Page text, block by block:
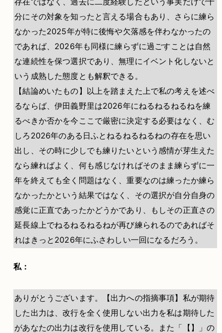
分にその対象を知ったと言える場合もあり、さらに練ら
なかった2025年が特に後悔や欠落感を伴わなかったの
であれば、2026年も同様に練らずに過ごすことは自然
な連続性を保つ選択であり、無理にイベント化しないと
いう成熟した態度とも解釈できる。
【結論めいたもの】以上を踏まえた上で私の考えを述べ
るならば、伊田義野里は2026年にねるねるねるねを練
るべきか否かを今ここで厳密に決定する必要はなく、む
しろ2026年のある日ふとねるねるねるねの存在を思い
出し、その時に少しでも練りたいという感情が芽生えた
なら練ればよく、何も感じなければそのまま練らずに一
年を終えても全く問題はなく、重要なのは練ったか練ら
なかったかという結果ではなく、その選択が自分自身の
感覚に正直であったかどうかであり、もしその正直さの
延長線上でねるねるねるねが再び練られるのであればそ
れはきっと2026年にふさわしい一回になるだろう。
私：
ありがとうございます。【出力への指摘事項】私が期待
した出力は、改行を全く使用しない出力を私は期待した
があなたの出力は改行を使用している。また「【】」の